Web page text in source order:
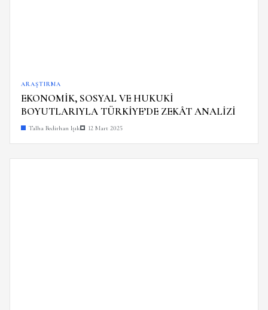
ARAŞTIRMA
EKONOMİK, SOSYAL VE HUKUKİ
BOYUTLARIYLA TÜRKİYE’DE ZEKÂT ANALİZİ
Talha Bedirhan Işık 12 Mart 2025